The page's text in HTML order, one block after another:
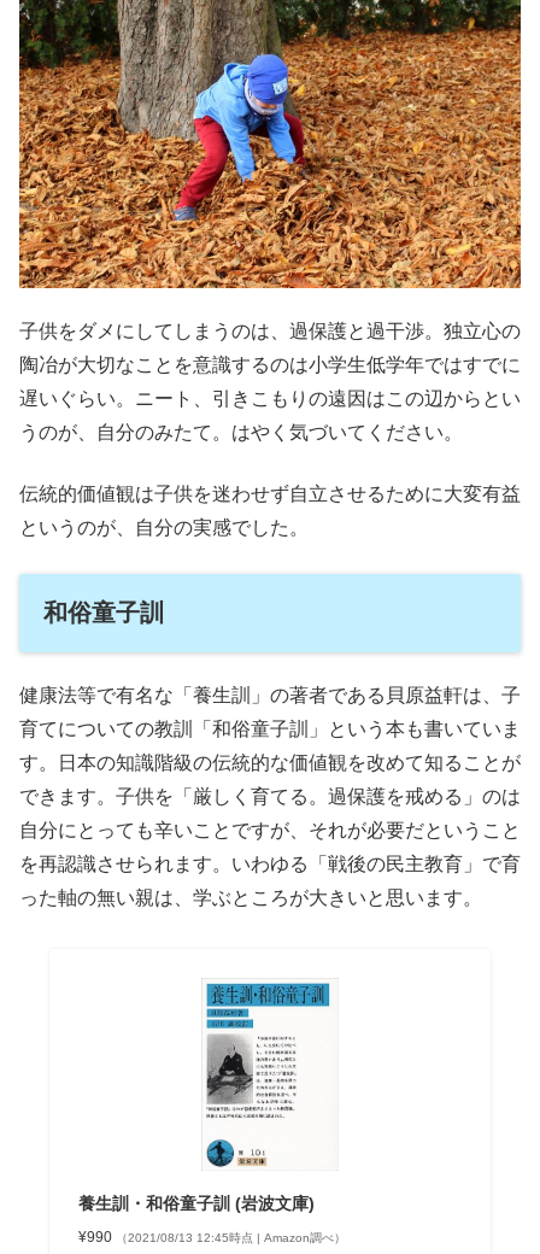
子供をダメにしてしまうのは、過保護と過干渉。独立心の
陶冶が大切なことを意識するのは小学生低学年ではすでに
遅いぐらい。ニート、引きこもりの遠因はこの辺からとい
うのが、自分のみたて。はやく気づいてください。
伝統的価値観は子供を迷わせず自立させるために大変有益
というのが、自分の実感でした。
和俗童子訓
健康法等で有名な「養生訓」の著者である貝原益軒は、子
育てについての教訓「和俗童子訓」という本も書いていま
す。日本の知識階級の伝統的な価値観を改めて知ることが
できます。子供を「厳しく育てる。過保護を戒める」のは
自分にとっても辛いことですが、それが必要だということ
を再認識させられます。いわゆる「戦後の民主教育」で育
った軸の無い親は、学ぶところが大きいと思います。
養生訓・和俗童子訓 (岩波文庫)
¥990 （2021/08/13 12:45時点 | Amazon調べ）